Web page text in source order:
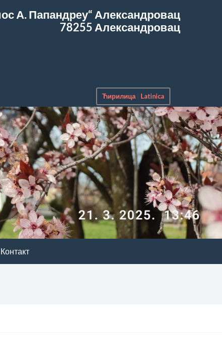
А. Папандреу“ Александровац
78255 Александровац
Ћирилица| Latinica
Контакт